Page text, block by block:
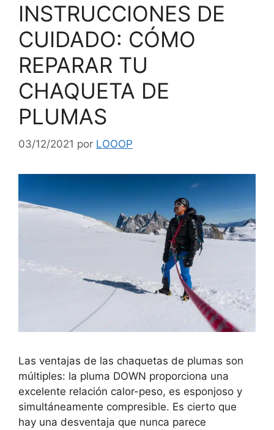
INSTRUCCIONES DE
CUIDADO: CÓMO
REPARAR TU
CHAQUETA DE
PLUMAS
03/12/2021 por LOOOP
Las ventajas de las chaquetas de plumas son
múltiples: la pluma DOWN proporciona una
excelente relación calor-peso, es esponjoso y
simultáneamente compresible. Es cierto que
hay una desventaja que nunca parece